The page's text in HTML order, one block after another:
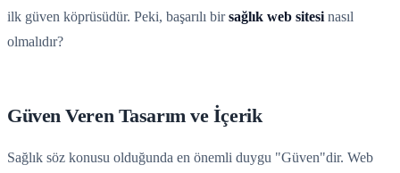
ilk güven köprüsüdür. Peki, başarılı birsağlık web sitesi nasıl
olmalıdır?
Güven Veren Tasarım ve İçerik
Sağlık söz konusu olduğunda en önemli duygu "Güven"dir. Web